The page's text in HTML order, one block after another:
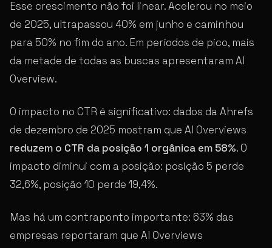
Esse crescimento não foi linear. Acelerou no meio
de 2025, ultrapassou 40% em junho e caminhou
para 50% no fim do ano. Em períodos de pico, mais
da metade de todas as buscas apresentaram AI
Overview.
O impacto no CTR é significativo: dados da Ahrefs
de dezembro de 2025 mostram que AI Overviews
reduzem o CTR da posição 1 orgânica em 58%. O
impacto diminui com a posição: posição 5 perde
32,6%, posição 10 perde 19,4%.
Mas há um contraponto importante: 63% das
empresas reportaram que AI Overviews